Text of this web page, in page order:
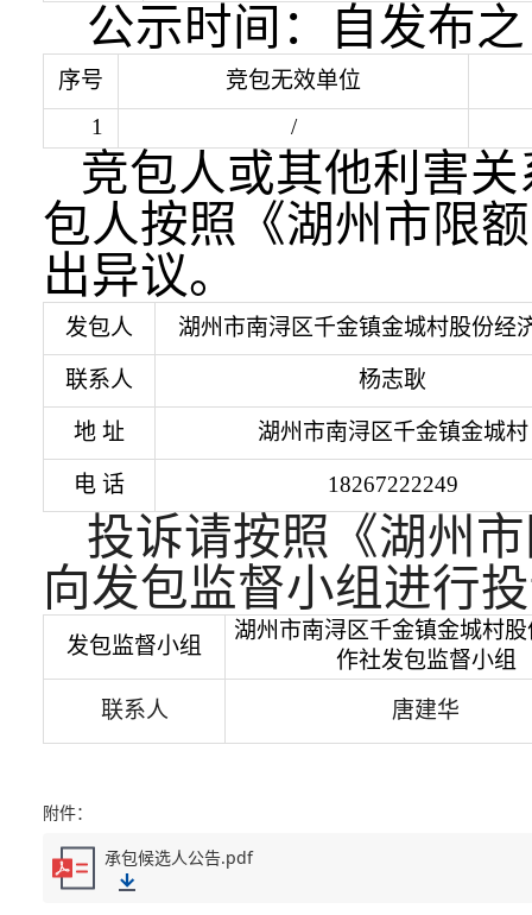
公示时间：自发布
序号
竞包无效单位
1
/
竞包人或其他利害
包人按照《湖州市限
出异议。
发包人 湖州市南浔区千金镇金城村股份经
联系人 杨志耿
地 址 湖州市南浔区千金镇金城村
电 话 18267222249
投诉请按照《湖州
向发包监督小组进行
发包监督小组
湖州市南浔区千金镇金城村
作社发包监督小组
联系人
唐建华
附件：
承包候选人公告.pdf